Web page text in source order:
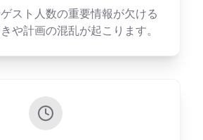
スト人数の重要情報が欠ける
や計画の混乱が起こります。